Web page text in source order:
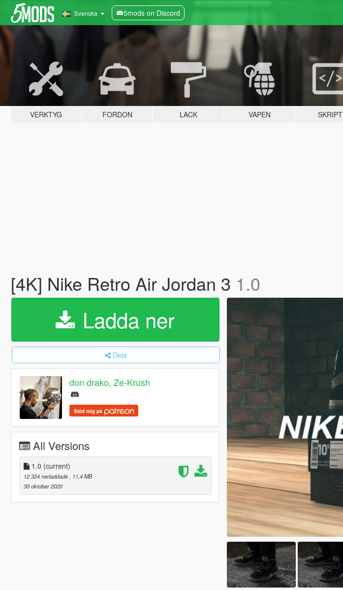
Svenska 5mods on Discord
VERKTYG FORDON LACK VAPEN SKRIPT
[4K] Nike Retro Air Jordan 3 1.0
Ladda ner
Dela
don drako, Ze-Krush
Stöd mig på
All Versions
1.0 (current)
12 324 nerladdade
, 11,4 MB
30 oktober 2020